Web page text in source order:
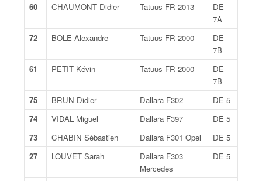
60
CHAUMONT Didier Tatuus FR 2013
DE
7A
72
BOLE Alexandre Tatuus FR 2000
DE
7B
61
PETIT Kévin Tatuus FR 2000
DE
7B
75
BRUN Didier Dallara F302
DE 5
74
VIDAL Miguel Dallara F397
DE 5
73
CHABIN Sébastien Dallara F301 Opel
DE 5
27
LOUVET Sarah
Dallara F303
Mercedes
DE 5